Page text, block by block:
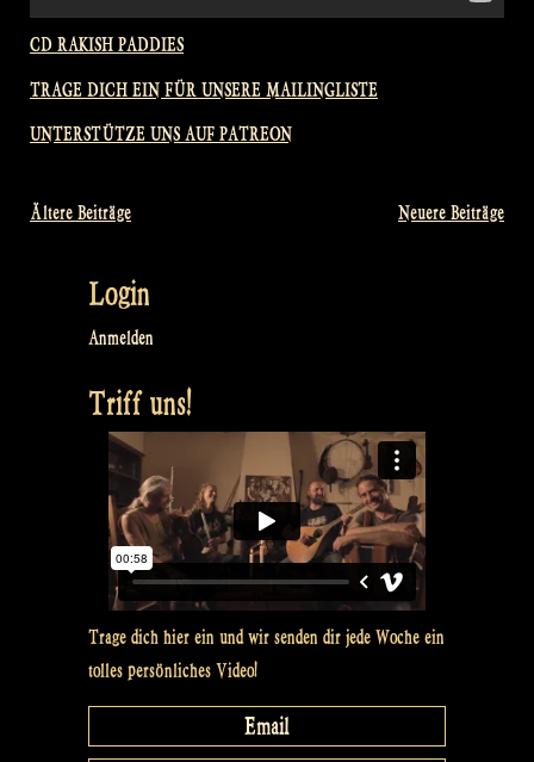
CD RAKISH PADDIES
TRAGE DICH EIN FÜR UNSERE MAILINGLISTE
UNTERSTÜTZE UNS AUF PATREON
Beitragsnavigation
Ältere Beiträge Neuere Beiträge
Login
Anmelden
Triff uns!
Trage dich hier ein und wir senden dir jede Woche ein
tolles persönliches Video!